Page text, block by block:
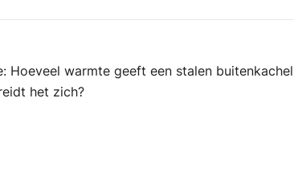
Hoeveel warmte geeft een stalen
het zich?